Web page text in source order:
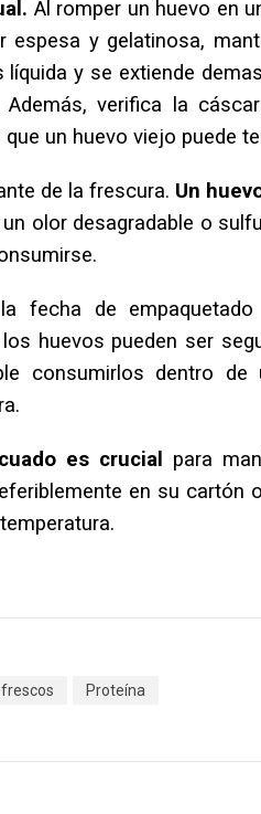
Al romper un huevo en
y gelatinosa,
y se extiende
verifica la
que un huevo viejo puede
de la frescura. Un
olor desagradable o
fecha de
huevos pueden ser
consumirlos dentro
es crucial
para
en su cartón
frescos Proteína